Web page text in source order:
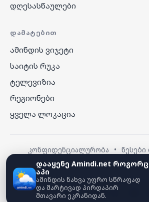
დღესასწაულები
ᲓᲐᲛᲐᲢᲔᲑᲘᲗ
ამინდის ვიჯეტი
საიტის რუკა
ტელევიზია
რეგიონები
ყველა ლოკაცია
კონფიდენციალურობა •
© 2026 amindi.net — ყველა
დააყენე Amindi.net როგორც
აპი
ამინდის ნახვა უფრო სწრაფად
და მარტივად პირდაპირ
მთავარი ეკრანიდან.